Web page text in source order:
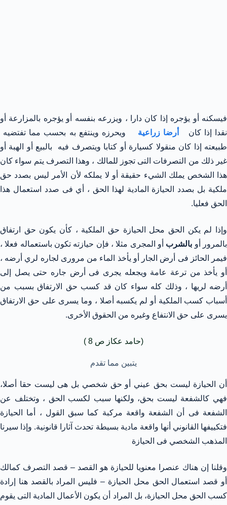
فيسكنه أو يؤجره إذا كان دارا ، ويزرعه بنفسه أو يؤجره بالمزارعة أو
نقدا إذا كان
أرضا زراعية
ويحرزه وينتفع به بحسب مما تفتضيه
طبيعته إذا كان منقولا كسيارة أو كتابا ويتصرف فيه بالبيع أو الهبة أو
غير ذلك من التصرفات التى تجوز للمالك ، وهذا التصرف يتم سواء كان
هذا الشخص يملك الشيء حقيقة أو لا يملكه لأن الأمر ليس بصدد حق
ملكية بل بصدد الحيازة المادية لهذا الحق ، أي فى صدد استعمال هذا
الحق فعليا.
وإذا لم يكن الحق محل الحيازة حق الملكية ، كأن يكون حق ارتفاق
بالمرور أو بالشرب أو المجرى مثلا ، فإن حيازته تكون باستعماله فعلا ،
فيمر الحائز فى أرض الجار أو يأخذ الماء من مرورى لجاره لري أرضه ،
أو يأخذ من ترعة عامة ويجعله يجرى فى أرض جاره حتى يصل إلى
أرضه لريها ، وذلك كله سواء كان قد كسب حق الارتفاق بسبب من
أسباب كسب الملكية أو لم يكسبه أصلا ، وما يسرى على حق الارتفاق
يسرى على حق الانتفاع وغيره من الحقوق الأخرى.
(حامد عكاز ص 8 )
يتبين مما تقدم
أن الحيازة ليست بحق عيني أو حق شخصي بل هى ليست حقا أصلا،
فهي كالشفعة ليست بحق، ولكنها سبب لكسب الحق ، وتختلف عن
الشفعة فى أن الشفعة واقعة مركبة كما سبق القول ، أما الحيازة
فتكييفها القانوني أنها واقعة مادية بسيطة تحدث آثارا قانونية. وإذا سيرنا
المذهب الشخصي فى الحيازة
وقلنا إن هناك عنصرا معنويا للحيازة هو القصد – قصد التصرف كمالك
أو قصد استعمال الحق محل الحيازة – فليس المراد بالقصد هنا إرادة
كسب الحق محل الحيازة، بل المراد أن يكون الأعمال المادية التى يقوم